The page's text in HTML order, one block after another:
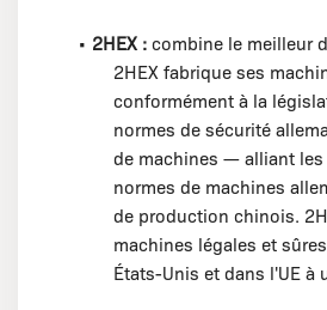
• 2HEX :combine le meilleur
2HEX fabrique ses
conformément à la
normes de sécurité
de machines — alliant les
normes de machines
de production chinois.
machines légales et
États-Unis et dans l'UE à